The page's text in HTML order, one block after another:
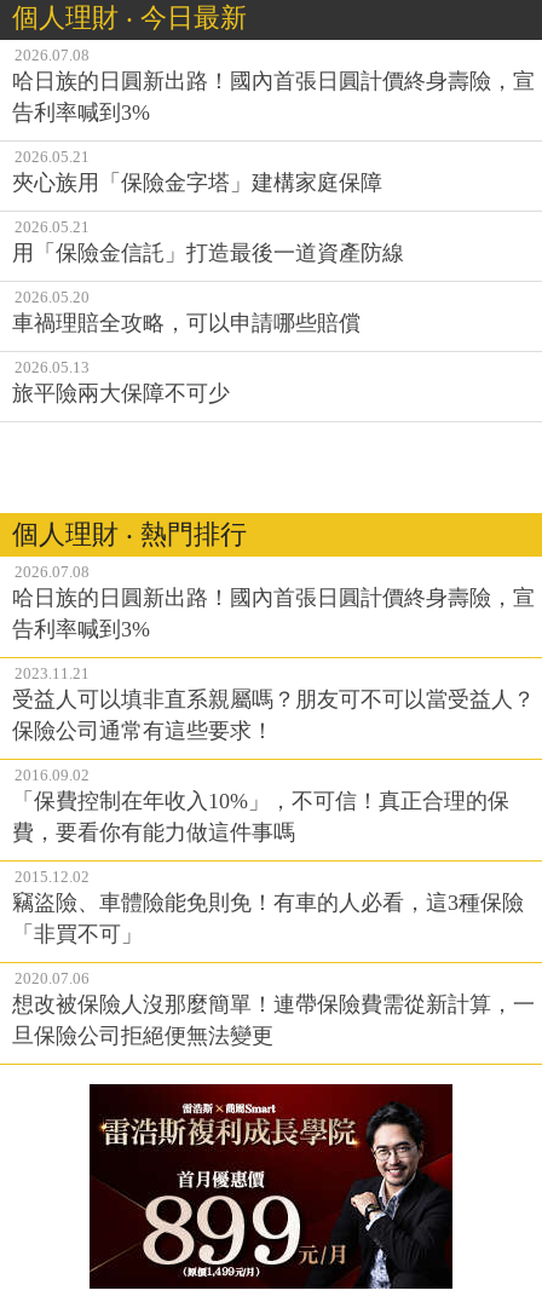
個人理財 ‧ 今日最新
2026.07.08
哈日族的日圓新出路！國內首張日圓計價終身壽險，宣
告利率喊到3%
2026.05.21
夾心族用「保險金字塔」建構家庭保障
2026.05.21
用「保險金信託」打造最後一道資產防線
2026.05.20
車禍理賠全攻略，可以申請哪些賠償
2026.05.13
旅平險兩大保障不可少
個人理財 ‧ 熱門排行
2026.07.08
哈日族的日圓新出路！國內首張日圓計價終身壽險，宣
告利率喊到3%
2023.11.21
受益人可以填非直系親屬嗎？朋友可不可以當受益人？
保險公司通常有這些要求！
2016.09.02
「保費控制在年收入10%」，不可信！真正合理的保
費，要看你有能力做這件事嗎
2015.12.02
竊盜險、車體險能免則免！有車的人必看，這3種保險
「非買不可」
2020.07.06
想改被保險人沒那麼簡單！連帶保險費需從新計算，一
旦保險公司拒絕便無法變更